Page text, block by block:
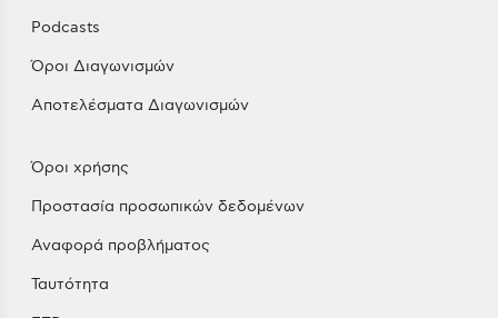
Podcasts
Όροι Διαγωνισμών
Αποτελέσματα Διαγωνισμών
Όροι χρήσης
Προστασία προσωπικών δεδομένων
Αναφορά προβλήματος
Ταυτότητα